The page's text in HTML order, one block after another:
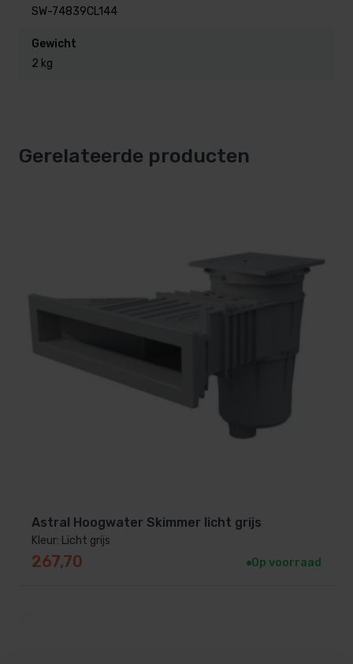
SW-74839CL144
Gewicht
2 kg
Gerelateerde producten
Astral Hoogwater Skimmer licht grijs
Kleur: Licht grijs
267,70 Op voorraad